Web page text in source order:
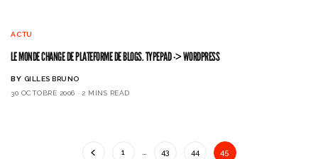
ACTU
LE MONDE CHANGE DE PLATEFORME DE BLOGS. TYPEPAD -> WORDPRESS
BY GILLES BRUNO
30 OCTOBRE 2006
2 MINS READ
1 … 43 44 45